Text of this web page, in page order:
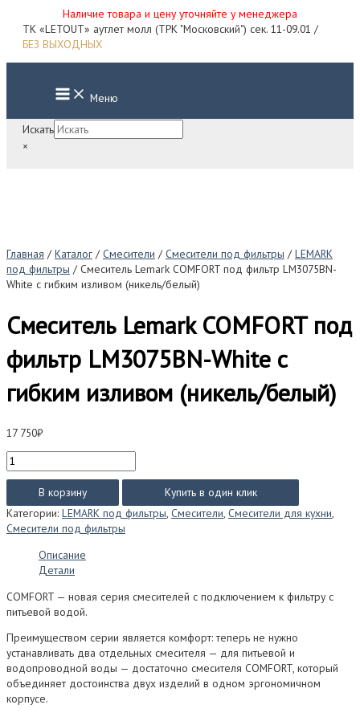
Наличие товара и цену уточняйте у менеджера
Перейти
ТК «LETOUT» аутлет молл (ТРК "Московский") сек. 11-09.01 /
БЕЗ ВЫХОДНЫХ
Main
Menu Меню
Искать
×
Главная / Каталог / Смесители / Смесители под фильтры / LEMARK
под фильтры / Смеситель Lemark COMFORT под фильтр LM3075BN-
White с гибким изливом (никель/белый)
Смеситель Lemark COMFORT под
фильтр LM3075BN-White с
гибким изливом (никель/белый)
17 750₽
Количество
товара
Смеситель
Lemark
COMFORT
под
LM3075BN-
с
гибким
(никель/
белый)
В корзину
Купить в один клик
Категории: LEMARK под фильтры, Смесители, Смесители для кухни,
Смесители под фильтры
Описание
Детали
COMFORT — новая серия смесителей с подключением к фильтру с
питьевой водой.
Преимуществом серии является комфорт: теперь не нужно
устанавливать два отдельных смесителя — для питьевой и
водопроводной воды — достаточно смесителя COMFORT, который
объединяет достоинства двух изделий в одном эргономичном
корпусе.